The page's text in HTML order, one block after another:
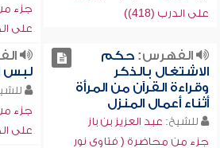
على الدرب (418))
جزء
على
الفهرس:حكم
الاشتغال بالذكر
وقراءة القرآن من المرأة
أثناء أعمال المنزل
للشيخ: عبد العزيز بن باز
جزء من محاضرة ( فتاوى نور
لبس
جزء
على